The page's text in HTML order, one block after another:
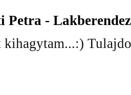
Petra -
kihagytam...:)